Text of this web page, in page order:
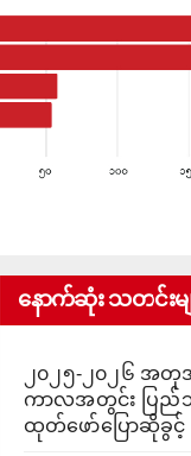
နောက်ဆုံး သတင်းမျ
၂၀၂၅-၂၀၂၆ အ
ကာလအတွင်း ပြ
ထုတ်ဖော်ပြောဆိုခွင့်